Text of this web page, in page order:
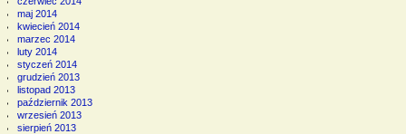
maj 2014
kwiecień 2014
marzec 2014
luty 2014
styczeń 2014
grudzień 2013
listopad 2013
październik 2013
wrzesień 2013
sierpień 2013